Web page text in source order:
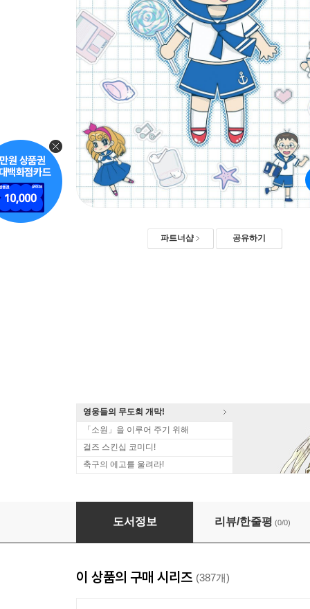
파트너샵 공유하기
영웅들의 무도회 개막!
「소원」을 이루어 주기 위해
걸즈 스킨십 코미디!
축구의 에고를 울려라!
[연재] 안녕?! 자두야!! Original 386화
도서정보 리뷰/한줄평 (0/0)
이 상품의 구매 시리즈 (387개)